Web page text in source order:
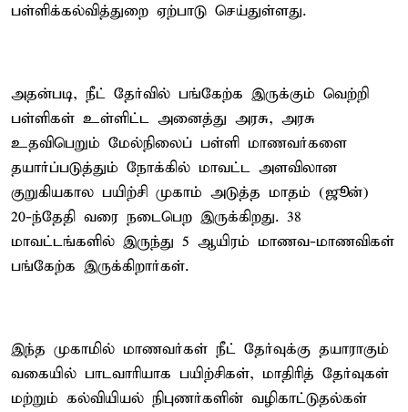
பள்ளிக்கல்வித்துறை ஏற்பாடு செய்துள்ளது.
அதன்படி, நீட் தேர்வில் பங்கேற்க இருக்கும் வெற்றி
பள்ளிகள் உள்ளிட்ட அனைத்து அரசு, அரசு
உதவிபெறும் மேல்நிலைப் பள்ளி மாணவர்களை
தயார்ப்படுத்தும் நோக்கில் மாவட்ட அளவிலான
குறுகியகால பயிற்சி முகாம் அடுத்த மாதம் (ஜூன்)
20-ந்தேதி வரை நடைபெற இருக்கிறது. 38
மாவட்டங்களில் இருந்து 5 ஆயிரம் மாணவ-மாணவிகள்
பங்கேற்க இருக்கிறார்கள்.
இந்த முகாமில் மாணவர்கள் நீட் தேர்வுக்கு தயாராகும்
வகையில் பாடவாரியாக பயிற்சிகள், மாதிரித் தேர்வுகள்
மற்றும் கல்வியியல் நிபுணர்களின் வழிகாட்டுதல்கள்